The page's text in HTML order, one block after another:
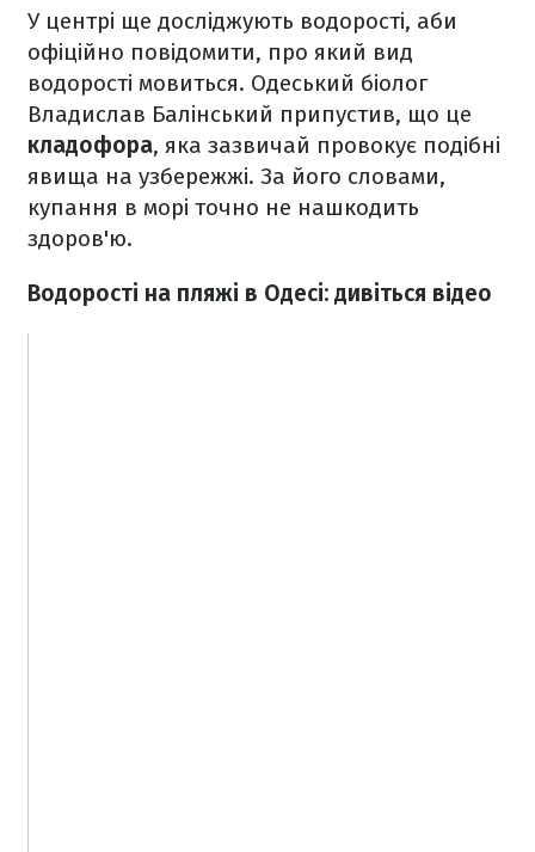
У центрі ще досліджують водорості, аби
офіційно повідомити, про який вид
водорості мовиться. Одеський біолог
Владислав Балінський припустив, що це
кладофора, яка зазвичай провокує подібні
явища на узбережжі. За його словами,
купання в морі точно не нашкодить
здоров'ю.
Водорості на пляжі в Одесі: дивіться відео